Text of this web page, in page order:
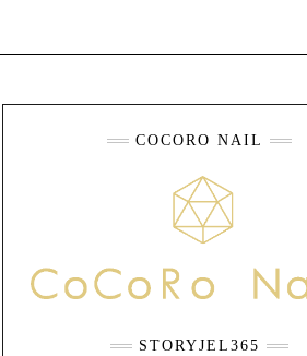
COCORO NAIL
STORYJEL365